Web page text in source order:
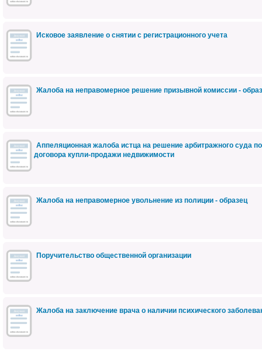
Исковое заявление о снятии с регистрационного учета
Жалоба на неправомерное решение призывной комиссии -
Аппеляционная жалоба истца на решение арбитражного суда
договора купли-продажи недвижимости
Жалоба на неправомерное увольнение из полиции - образец
Поручительство общественной организации
Жалоба на заключение врача о наличии психического